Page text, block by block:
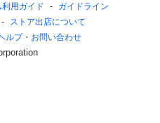
用ガイド
ガイドライン
ストア出店について
ルプ・お問い合わせ